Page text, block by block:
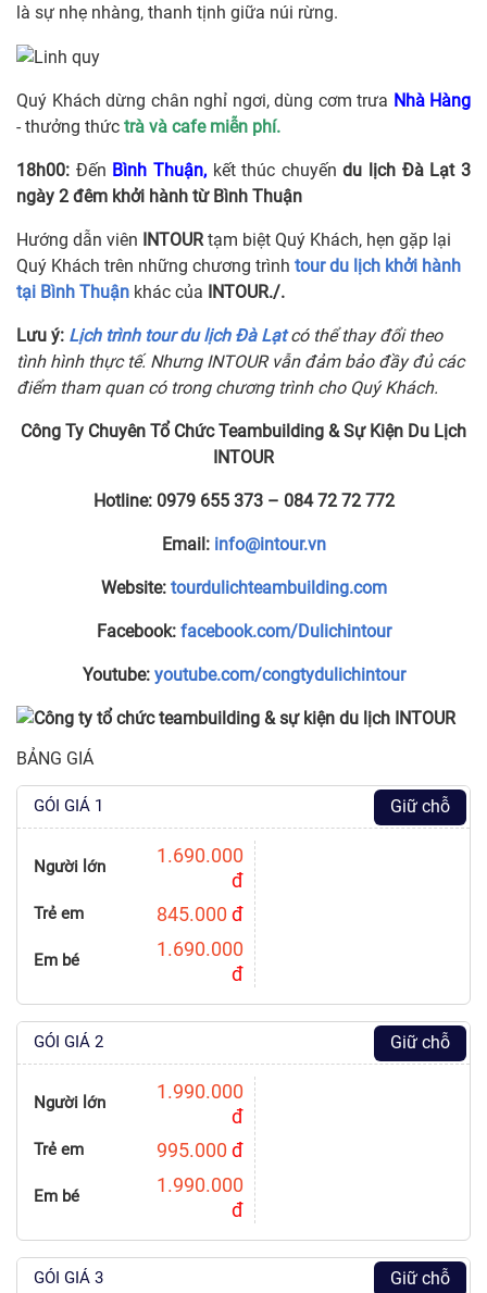
là sự nhẹ nhàng, thanh tịnh giữa núi rừng.
Quý Khách dừng chân nghỉ ngơi, dùng cơm trưa Nhà Hàng
- thưởng thức trà và cafe miễn phí.
18h00: Đến Bình Thuận,kết thúc chuyếndu lịch Đà Lạt 3
ngày 2 đêm khởi hành từ Bình Thuận
Hướng dẫn viên INTOUR tạm biệt Quý Khách, hẹn gặp lại
Quý Khách trên những chương trình tour du lịch khởi hành
tại Bình Thuận khác của INTOUR./.
Lưu ý: Lịch trình tour du lịch Đà Lạtcó thể thay đổi theo
tình hình thực tế. Nhưng INTOUR vẫn đảm bảo đầy đủ các
điểm tham quan có trong chương trình cho Quý Khách.
Công Ty Chuyên Tổ Chức Teambuilding & Sự Kiện Du Lịch
INTOUR
Hotline: 0979 655 373 – 084 72 72 772
Email: info@intour.vn
Website: tourdulichteambuilding.com
Facebook: facebook.com/Dulichintour
Youtube: youtube.com/congtydulichintour
BẢNG GIÁ
GÓI GIÁ 1
Người lớn
1.690.000
đ
Trẻ em 845.000 đ
Em bé
1.690.000
đ
Giữ chỗ
GÓI GIÁ 2
Người lớn
1.990.000
đ
Trẻ em 995.000 đ
Em bé
1.990.000
đ
Giữ chỗ
GÓI GIÁ 3 Giữ chỗ